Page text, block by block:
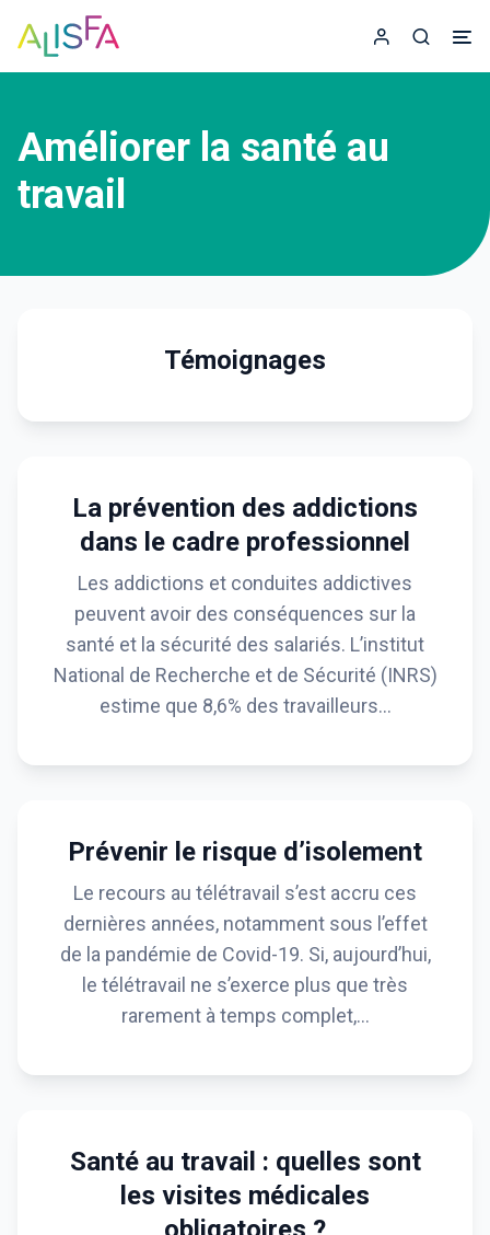
Accueil
Espace
Améliorer la santé au
travail
Témoignages
La prévention des addictions
dans le cadre professionnel
Les addictions et conduites addictives
peuvent avoir des conséquences sur la
santé et la sécurité des salariés. L’institut
National de Recherche et de Sécurité (INRS)
estime que 8,6% des travailleurs…
Prévenir le risque d’isolement
Le recours au télétravail s’est accru ces
dernières années, notamment sous l’effet
de la pandémie de Covid-19. Si, aujourd’hui,
le télétravail ne s’exerce plus que très
rarement à temps complet,…
Santé au travail : quelles sont
les visites médicales